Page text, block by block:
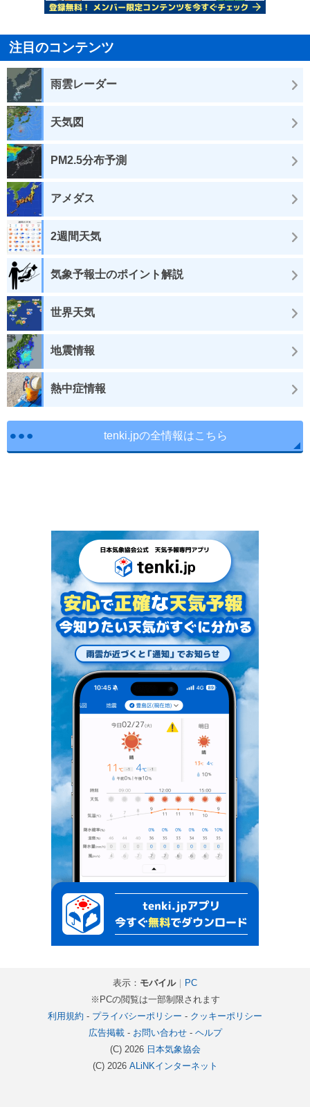
注目のコンテンツ
雨雲レーダー
天気図
PM2.5分布予測
アメダス
2週間天気
気象予報士のポイント解説
世界天気
地震情報
熱中症情報
tenki.jpの全情報はこちら
表示： モバイル｜
PC
※PCの閲覧は一部制限されます
利用規約 - プライバシーポリシー - クッキーポリシー
広告掲載- お問い合わせ- ヘルプ
(C) 2026 日本気象協会
(C) 2026 ALiNKインターネット